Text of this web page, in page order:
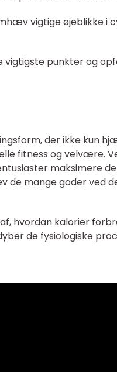
vigtige øjeblikke i
vigtigste punkter og
der ikke kun
fitness og velvære.
maksimere
de mange goder ved
hvordan kalorier
de fysiologiske